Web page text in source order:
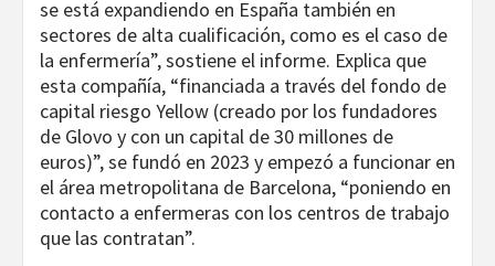
se está expandiendo en España también en
sectores de alta cualificación, como es el caso de
la enfermería”, sostiene el informe. Explica que
esta compañía, “financiada a través del fondo de
capital riesgo Yellow (creado por los fundadores
de Glovo y con un capital de 30 millones de
euros)”, se fundó en 2023 y empezó a funcionar en
el área metropolitana de Barcelona, “poniendo en
contacto a enfermeras con los centros de trabajo
que las contratan”.